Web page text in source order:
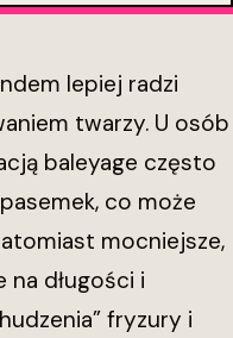
lepiej radzi
twarzy. U osób
baleyage często
co może
mocniejsze,
długości i
fryzury i